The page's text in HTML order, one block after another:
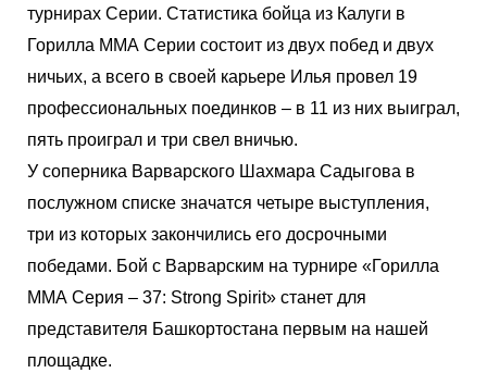
турнирах Серии. Статистика бойца из Калуги в
Горилла ММА Серии состоит из двух побед и двух
ничьих, а всего в своей карьере Илья провел 19
профессиональных поединков – в 11 из них выиграл,
пять проиграл и три свел вничью.
У соперника Варварского Шахмара Садыгова в
послужном списке значатся четыре выступления,
три из которых закончились его досрочными
победами. Бой с Варварским на турнире «Горилла
ММА Серия – 37: Strong Spirit» станет для
представителя Башкортостана первым на нашей
площадке.